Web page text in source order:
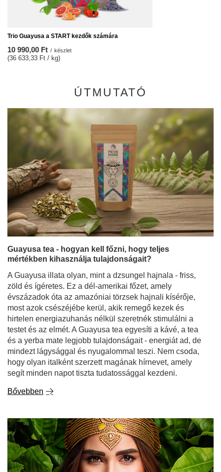
Trio Guayusa a START kezdők számára
10 990,00 Ft / készlet
(36 633,33 Ft / kg)
ÚTMUTATÓ
Guayusa tea - hogyan kell főzni, hogy teljes
mértékben kihasználja tulajdonságait?
A Guayusa illata olyan, mint a dzsungel hajnala - friss,
zöld és ígéretes. Ez a dél-amerikai főzet, amely
évszázadok óta az amazóniai törzsek hajnali kísérője,
most azok csészéjébe kerül, akik remegő kezek és
hirtelen energiazuhanás nélkül szeretnék stimulálni a
testet és az elmét. A Guayusa tea egyesíti a kávé, a tea
és a yerba mate legjobb tulajdonságait - energiát ad, de
mindezt lágysággal és nyugalommal teszi. Nem csoda,
hogy olyan italként szerzett magának hírnevet, amely
segít minden napot tiszta tudatossággal kezdeni.
Bővebben